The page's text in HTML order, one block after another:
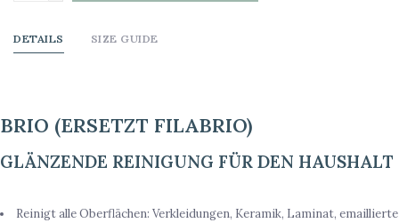
DETAILS SIZE GUIDE
BRIO (ERSETZT FILABRIO)
GLÄNZENDE REINIGUNG FÜR DEN HAUSHALT
Reinigt alle Oberflächen: Verkleidungen, Keramik, Laminat, emaillierte